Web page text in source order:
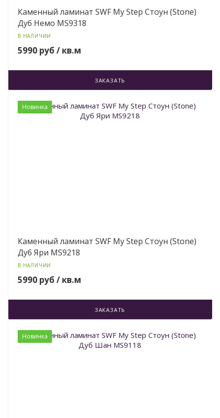
Каменный ламинат SWF My Step Стоун (Stone)
Дуб Немо MS9318
В НАЛИЧИИ
5990 руб / кв.м
ЗАКАЗАТЬ
Новинка
Каменный ламинат SWF My Step Стоун (Stone)
Дуб Яри MS9218
В НАЛИЧИИ
5990 руб / кв.м
ЗАКАЗАТЬ
Новинка